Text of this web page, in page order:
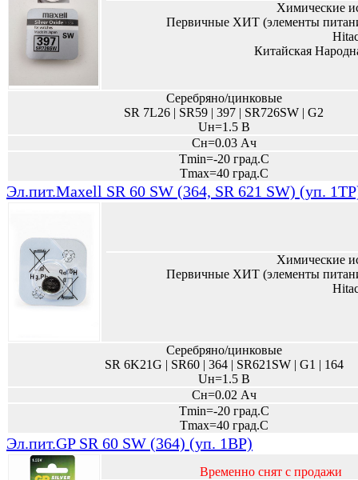
Химические
Первичные ХИТ (элементы
Китайская
Серебряно/цинковые
SR 7L26 | SR59 | 397 | SR726SW | G2
Uн=1.5 В
Сн=0.03 Ач
Tmin=-20 град.С
Tmax=40 град.С
Эл.пит.Maxell SR 60 SW (364, SR 621 SW) (уп.
Химические
Первичные ХИТ (элементы
Серебряно/цинковые
SR 6K21G | SR60 | 364 | SR621SW | G1 | 164
Uн=1.5 В
Сн=0.02 Ач
Tmin=-20 град.С
Tmax=40 град.С
Эл.пит.GP SR 60 SW (364) (уп. 1BP)
Временно снят с продажи